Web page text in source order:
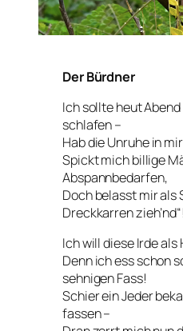
Der Bürdner
Ich sollte heut
schlafen –
Hab die Unruhe in
Spickt mich billige
Abspannbedarfen,
Doch belasst mir als
Dreckkarren zieh’nd“!
Ich will diese Irde als
Denn ich ess schon
sehnigen Fass!
Schier ein Jeder
fassen –